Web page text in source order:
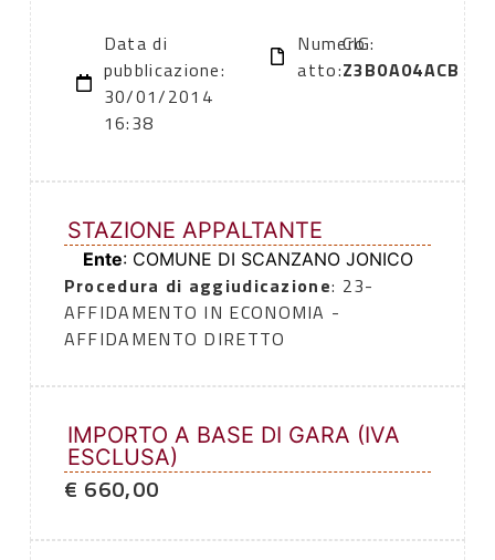
Data di
pubblicazione:
30/01/2014
16:38
Numero
atto:
CIG:
Z3B0A04ACB
STAZIONE APPALTANTE
Ente: COMUNE DI SCANZANO JONICO
Procedura di aggiudicazione: 23-
AFFIDAMENTO IN ECONOMIA -
AFFIDAMENTO DIRETTO
IMPORTO A BASE DI GARA (IVA
ESCLUSA)
€ 660,00